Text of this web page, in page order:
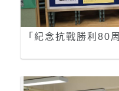
「紀念抗戰勝利80